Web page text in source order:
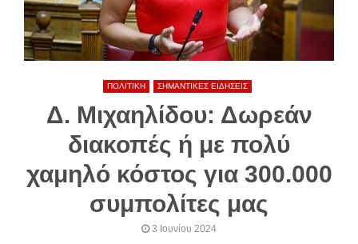
ΠΟΛΙΤΙΚΗ ΣΗΜΑΝΤΙΚΕΣ ΕΙΔΗΣΕΙΣ
Δ. Μιχαηλίδου: Δωρεάν
διακοπές ή με πολύ
χαμηλό κόστος για 300.000
συμπολίτες μας
3 Ιουνίου 2024